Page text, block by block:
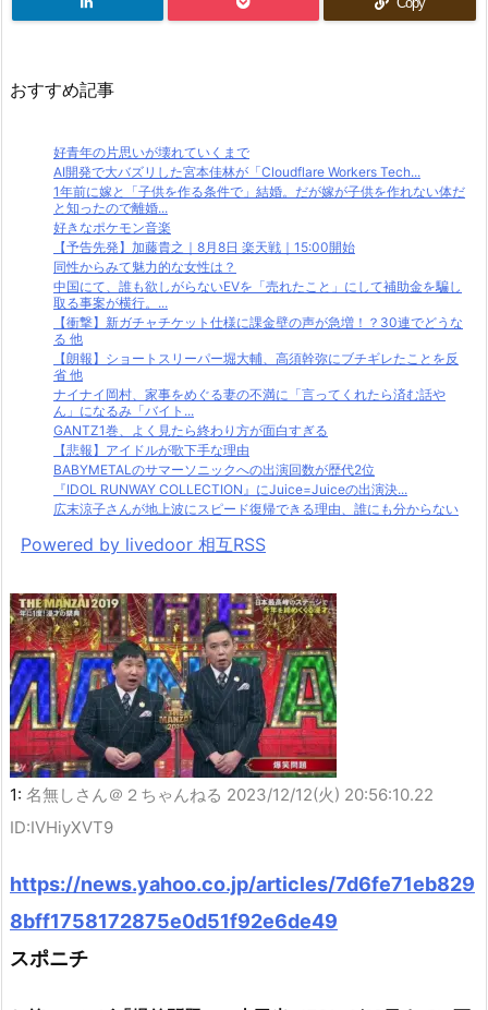
おすすめ記事
好青年の片思いが壊れていくまで
AI開発で大バズリした宮本佳林が「Cloudflare Workers Tech...
1年前に嫁と「子供を作る条件で」結婚。だが嫁が子供を作れない体だ
と知ったので離婚...
好きなポケモン音楽
【予告先発】加藤貴之｜8月8日 楽天戦｜15:00開始
同性からみて魅力的な女性は？
中国にて、誰も欲しがらないEVを「売れたこと」にして補助金を騙し
取る事案が横行。...
【衝撃】新ガチャチケット仕様に課金壁の声が急増！？30連でどうな
る 他
【朗報】ショートスリーパー堀大輔、高須幹弥にブチギレたことを反
省 他
ナイナイ岡村、家事をめぐる妻の不満に「言ってくれたら済む話や
ん」になるみ「バイト...
GANTZ1巻、よく見たら終わり方が面白すぎる
【悲報】アイドルが歌下手な理由
BABYMETALのサマーソニックへの出演回数が歴代2位
『IDOL RUNWAY COLLECTION』にJuice=Juiceの出演決...
広末涼子さんが地上波にスピード復帰できる理由、誰にも分からない
Powered by livedoor 相互RSS
1: 名無しさん＠２ちゃんねる 2023/12/12(火) 20:56:10.22
ID:IVHiyXVT9
https://news.yahoo.co.jp/articles/7d6fe71eb829
8bff1758172875e0d51f92e6de49
スポニチ